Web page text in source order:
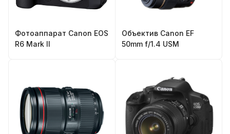
Фотоаппарат Canon EOS
R6 Mark II
Объектив Canon EF
50mm f/1.4 USM